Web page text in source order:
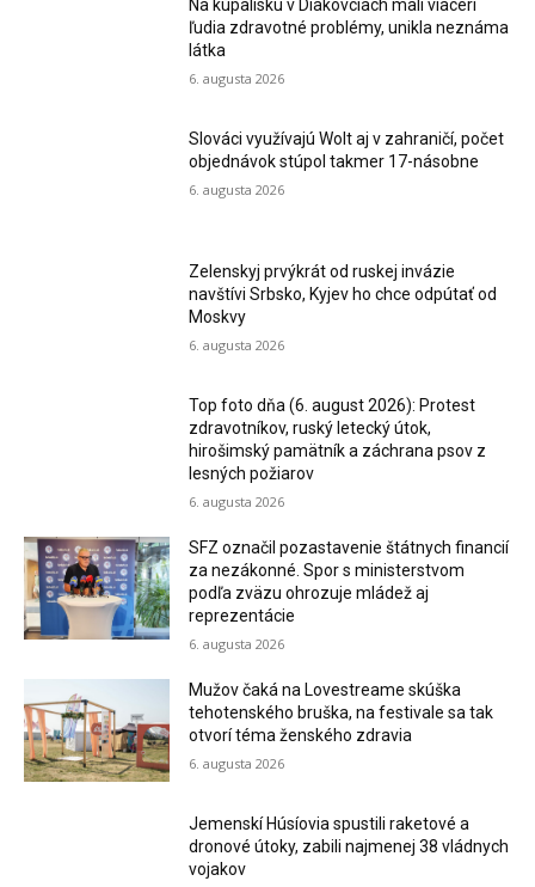
Na kúpalisku v Diakovciach mali viacerí
ľudia zdravotné problémy, unikla neznáma
látka
6. augusta 2026
Slováci využívajú Wolt aj v zahraničí, počet
objednávok stúpol takmer 17-násobne
6. augusta 2026
Zelenskyj prvýkrát od ruskej invázie
navštívi Srbsko, Kyjev ho chce odpútať od
Moskvy
6. augusta 2026
Top foto dňa (6. august 2026): Protest
zdravotníkov, ruský letecký útok,
hirošimský pamätník a záchrana psov z
lesných požiarov
6. augusta 2026
SFZ označil pozastavenie štátnych financií
za nezákonné. Spor s ministerstvom
podľa zväzu ohrozuje mládež aj
reprezentácie
6. augusta 2026
Mužov čaká na Lovestreame skúška
tehotenského bruška, na festivale sa tak
otvorí téma ženského zdravia
6. augusta 2026
Jemenskí Húsíovia spustili raketové a
dronové útoky, zabili najmenej 38 vládnych
vojakov